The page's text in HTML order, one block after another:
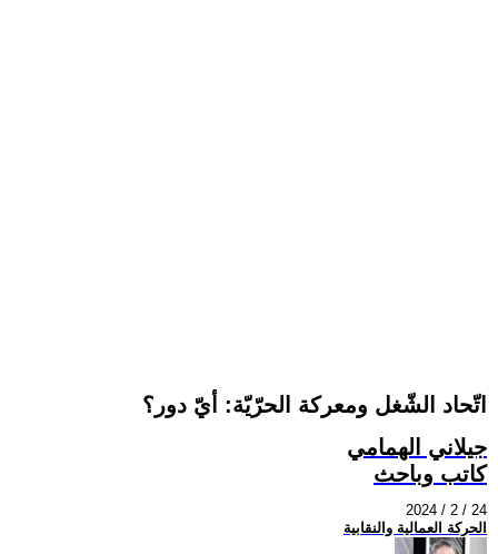
اتّحاد الشّغل ومعركة الحرّيّة: أيّ دور؟
جيلاني الهمامي
كاتب وباحث
2024 / 2 / 24
الحركة العمالية والنقابية